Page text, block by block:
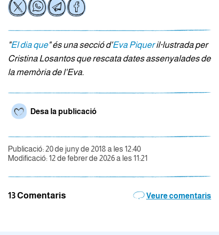
"El dia que" és una secció d'Eva Piqueril·lustrada per
Cristina Losantos que rescata dates assenyalades de
la memòria de l'Eva.
Desa la publicació
Publicació: 20 de juny de 2018 a les 12:40
Modificació: 12 de febrer de 2026 a les 11:21
13 Comentaris Veure comentaris